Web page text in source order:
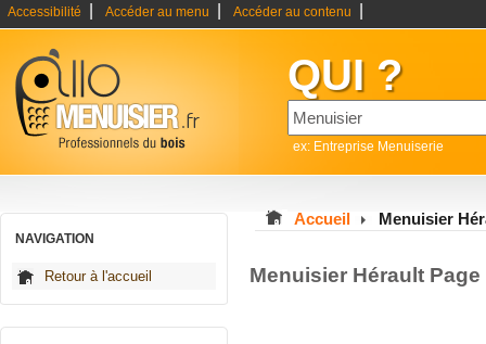
Accessibilité Accéder au menu Accéder au contenu
QUI ?
ex: Entreprise Menuiserie
NAVIGATION
Retour à l'accueil
Accueil Menuisier
Menuisier Hérault Page